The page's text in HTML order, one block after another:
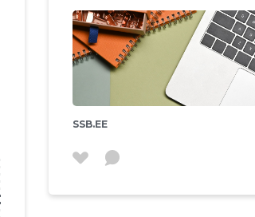
SSB.EE